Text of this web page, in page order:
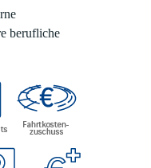
berufliche